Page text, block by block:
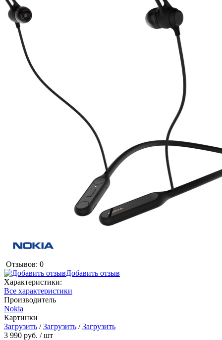
Отзывов: 0
Добавить отзыв
Характеристики:
Все характеристики
Производитель
Nokia
Картинки
Загрузить /Загрузить /Загрузить
3 990 руб. / шт